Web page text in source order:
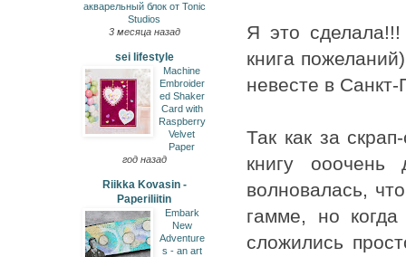
Я это
книга
невесте в Санкт-
Так как за
книгу ооочень
волновалась,
гамме, но
сложились
акварельный блок от Tonic
Studios
3 месяца назад
sei lifestyle
Machine
Embroider
ed Shaker
Card with
Raspberry
Velvet
Paper
год назад
Riikka Kovasin -
Paperiliitin
Embark
New
Adventure
s - an art